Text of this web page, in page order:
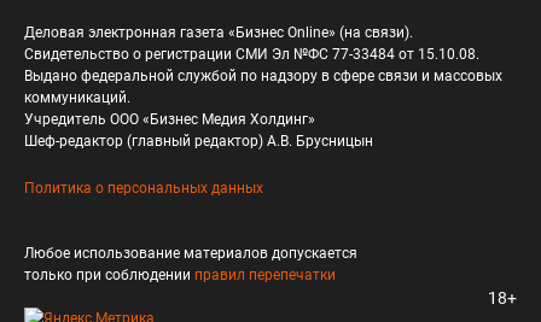
Деловая электронная газета «Бизнес Online» (на связи).
Свидетельство о регистрации СМИ Эл №ФС 77-33484 от 15.10.08.
Выдано федеральной службой по надзору в сфере связи и массовых
коммуникаций.
Учредитель ООО «Бизнес Медия Холдинг»
Шеф-редактор (главный редактор) А.В. Брусницын
Политика о персональных данных
Любое использование материалов допускается
только при соблюдении правил перепечатки
18+